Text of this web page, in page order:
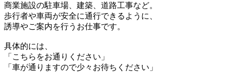
商業施設の駐車場、建築、道路工事など。
歩行者や車両が安全に通行できるように、
誘導やご案内を行うお仕事です。
具体的には、
「こちらをお通りください」
「車が通りますので少々お待ちください」